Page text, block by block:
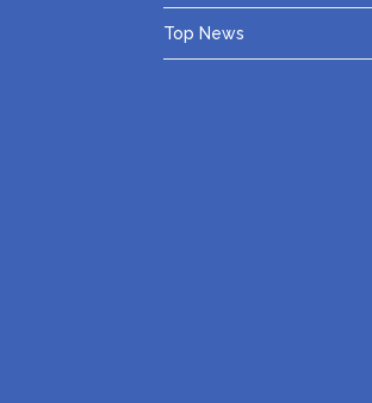
Top News